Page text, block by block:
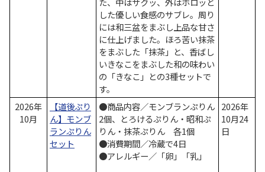
した優しい食感のサブレ。周り
には和三盆をまぶし上品な甘さ
に仕上げました。ほろ苦い抹茶
をまぶした「抹茶」と、香ばし
いきなこをまぶした和の味わい
の「きなこ」との3種セットで
す。
2026年
10月
【道後ぷり
ん】モンブ
ランぷりん
セット
●商品内容／モンブランぷりん
2個、とろけるぷりん・昭和ぷ
りん・抹茶ぷりん 各1個
●消費期間／冷蔵で4日
●アレルギー／「卵」「乳」
2026年
10月24
日